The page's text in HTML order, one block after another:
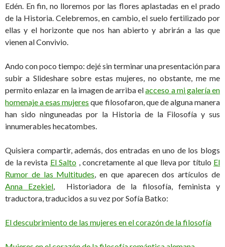
Edén. En fin, no lloremos por las flores aplastadas en el prado
de la Historia. Celebremos, en cambio, el suelo fertilizado por
ellas y el horizonte que nos han abierto y abrirán a las que
vienen al Convivio.
Ando con poco tiempo: dejé sin terminar una presentación para
subir a Slideshare sobre estas mujeres, no obstante, me me
permito enlazar en la imagen de arriba elacceso a mi galería en
homenaje a esas mujeres que filosofaron, que de alguna manera
han sido ninguneadas por la Historia de la Filosofía y sus
innumerables hecatombes.
Quisiera compartir, además, dos entradas en uno de los blogs
de la revista El Salto , concretamente al que lleva por título El
Rumor de las Multitudes , en que aparecen dos artículos de
Anna Ezekiel , Historiadora de la filosofía, feminista y
traductora, traducidos a su vez por Sofía Batko:
El descubrimiento de las mujeres en el corazón de la filosofía